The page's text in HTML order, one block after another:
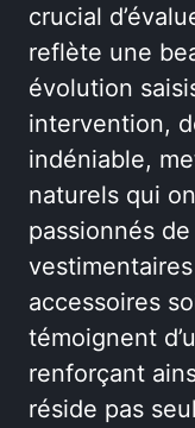
crucial
reflète une
évolution
intervention,
indéniable,
naturels qui
passionnés
accessoires
témoignent
renforçant
réside pas